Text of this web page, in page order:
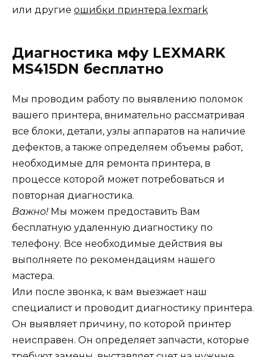
или другие ошибки принтера lexmark
Диагностика мфу LEXMARK
MS415DN бесплатно
Мы проводим работу по выявлению поломок
вашего принтера, внимательно рассматривая
все блоки, детали, узлы аппаратов на наличие
дефектов, а также определяем объемы работ,
необходимые для ремонта принтера, в
процессе которой может потребоваться и
повторная диагностика.
Важно! Мы можем предоставить Вам
бесплатную удаленную диагностику по
телефону. Все необходимые действия вы
выполняете по рекомендациям нашего
мастера.
Или после звонка, к вам выезжает наш
специалист и проводит диагностику принтера.
Он выявляет причину, по которой принтер
неисправен. Он определяет запчасти, которые